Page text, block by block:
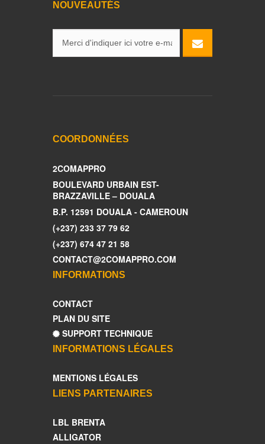
NOUVEAUTÉS
COORDONNÉES
2COMAPPRO
BOULEVARD URBAIN EST-
BRAZZAVILLE – DOUALA
B.P. 12591 DOUALA - CAMEROUN
(+237) 233 37 79 62
(+237) 674 47 21 58
CONTACT@2COMAPPRO.COM
INFORMATIONS
CONTACT
PLAN DU SITE
SUPPORT TECHNIQUE
INFORMATIONS LÉGALES
MENTIONS LÉGALES
LIENS PARTENAIRES
LBL BRENTA
ALLIGATOR